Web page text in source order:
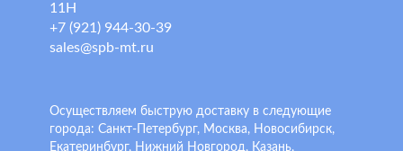
11Н
+7 (921) 944-30-39
sales@spb-mt.ru
Осуществляем быструю доставку в следующие
города: Санкт-Петербург, Москва, Новосибирск,
Екатеринбург, Нижний Новгород, Казань,